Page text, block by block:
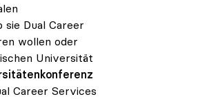
Dual Career
wollen oder
Universität
Career Services